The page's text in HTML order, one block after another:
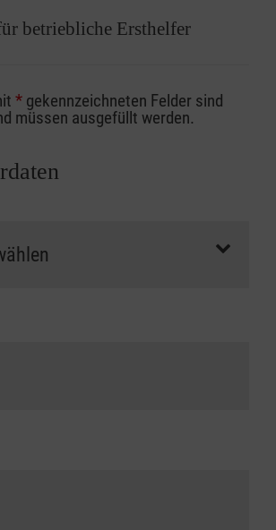
betriebliche Ersthelfer
ein Kostenübernahmeverfahren
/ Unfallkasse
spätestens zu
der vollen Kursgebühr
Formulare für die
Berufsgenossenschaft oder
* gekennzeichneten Felder sind
müssen ausgefüllt werden.